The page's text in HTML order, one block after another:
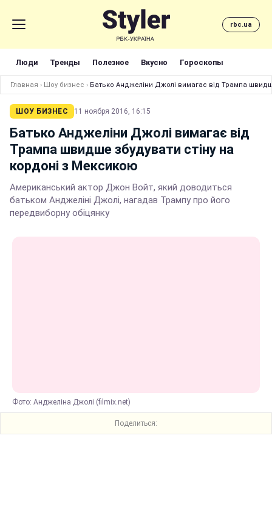
rbc.ua
Люди Тренды Полезное Вкусно Гороскопы
Главная › Шоу бизнес › Батько Анджеліни Джолі вимагає від Трампа
ШОУ БИЗНЕС 11 ноября 2016, 16:15
Батько Анджеліни Джолі вимагає від
Трампа швидше збудувати стіну на
кордоні з Мексикою
Американський актор Джон Войт, який доводиться
батьком Анджеліні Джолі, нагадав Трампу про його
передвиборну обіцянку
Фото: Анджеліна Джолі (filmix.net)
Поделиться: